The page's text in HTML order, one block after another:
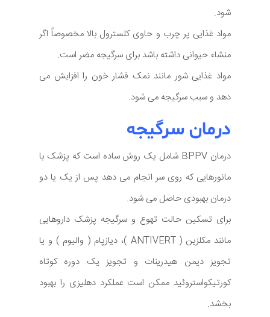
شود.
مواد غذایی پر چرب و حاوی کلسترول بالا مخصوصاً اگر
منشاء حیوانی داشته باشد برای سرگیجه مضر است.
مواد غذایی شور مانند نمک فشار خون را افزایش می
دهد و سبب سرگیجه می شود.
درمان سرگیجه
درمان BPPV شامل یک روش ساده است که پزشک با
مانورهایی که روی سر انجام می دهد پس از یک یا دو
درمان بهبودی حاصل می شود.
برای تسکین حالت تهوع و سرگیجه پزشک داروهایی
مانند مکلزین ( ANTIVERT )، دیازپام ( والیوم ) و یا
تجویز دیمن هیدرینات و تجویز یک دوره کوتاه
کورتیکواستروئید ممکن است عملکرد دهلیزی را بهبود
بخشد.